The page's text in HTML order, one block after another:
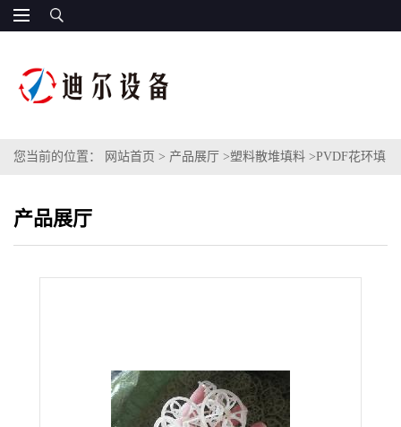
您当前的位置： 网站首页 > 产品展厅 >塑料散堆填料 >PVDF花环填
产品展厅